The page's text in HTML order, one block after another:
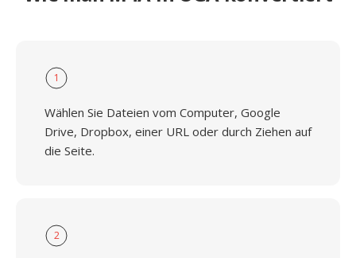
1
Wählen Sie Dateien vom Computer, Google
Drive, Dropbox, einer URL oder durch Ziehen auf
die Seite.
2